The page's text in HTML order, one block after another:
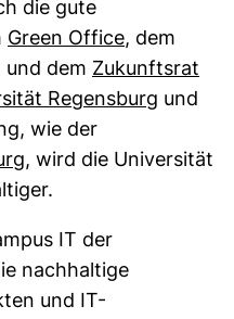
neues Fenster)
die gute
Green Office(externer
, dem
und dem Zukunftsrat
Regensburg und
wie der
(externer Link, öffnet
, wird die Universität
IT der
nachhaltige
und IT-